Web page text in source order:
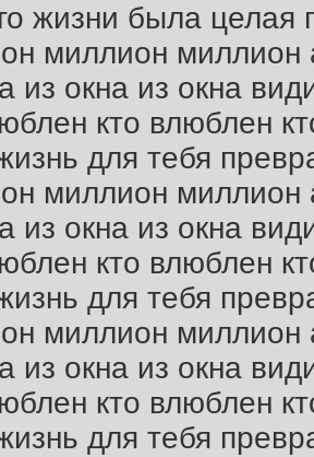
жизни была целая
миллион миллион
из окна из окна
кто влюблен
для тебя
миллион миллион
из окна из окна
кто влюблен
для тебя
миллион миллион
из окна из окна
кто влюблен
для тебя